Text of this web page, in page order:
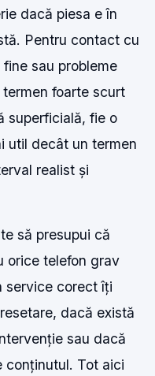
dacă piesa e în
Pentru contact cu
sau probleme
foarte scurt
superficială, fie o
util decât un termen
realist și
să presupui că
orice telefon grav
service corect îți
dacă există
sau dacă
conținutul. Tot aici